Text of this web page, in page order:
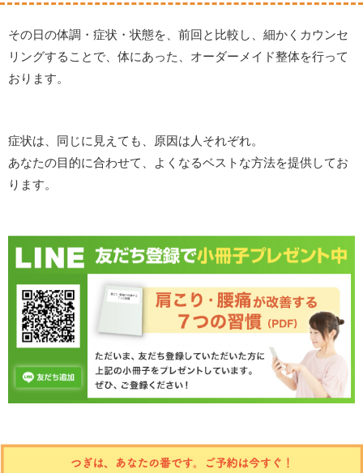
その日の体調・症状・状態を、前回と比較し、細かくカウンセ
リングすることで、体にあった、オーダーメイド整体を行って
おります。
症状は、同じに見えても、原因は人それぞれ。
あなたの目的に合わせて、よくなるベストな方法を提供してお
ります。